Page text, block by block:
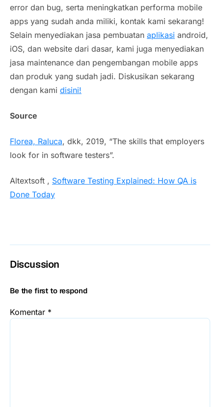
error dan bug, serta meningkatkan performa mobile
apps yang sudah anda miliki, kontak kami sekarang!
Selain menyediakan jasa pembuatan aplikasi android,
iOS, dan website dari dasar, kami juga menyediakan
jasa maintenance dan pengembangan mobile apps
dan produk yang sudah jadi. Diskusikan sekarang
dengan kami disini!
Source
Florea, Raluca, dkk, 2019, “The skills that employers
look for in software testers”.
Altextsoft , Software Testing Explained: How QA is
Done Today
Discussion
Be the first to respond
Komentar *